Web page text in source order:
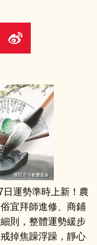
運勢準時上新！農
宜拜師進修、商鋪
則，整體運勢緩步
掉焦躁浮躁，靜心